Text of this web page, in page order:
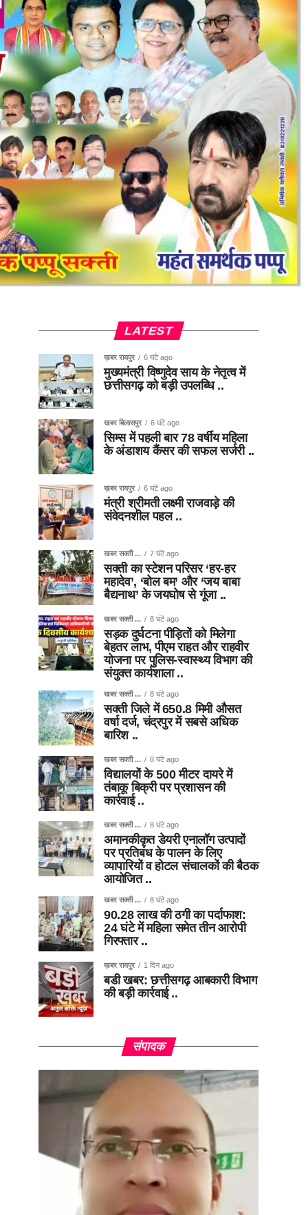
LATEST
ख़बर रायपुर 6 घंटे ago
मुख्यमंत्री विष्णुदेव साय के नेतृत्व में
छत्तीसगढ़ को बड़ी उपलब्धि ..
खबर बिलासपुर 6 घंटे ago
सिम्स में पहली बार 78 वर्षीय महिला
के अंडाशय कैंसर की सफल सर्जरी ..
ख़बर रायपुर 6 घंटे ago
मंत्री श्रीमती लक्ष्मी राजवाड़े की
संवेदनशील पहल ..
खबर सक्ती ... 7 घंटे ago
सक्ती का स्टेशन परिसर ‘हर-हर
महादेव’, ‘बोल बम’ और ‘जय बाबा
बैद्यनाथ’ के जयघोष से गूंजा ..
खबर सक्ती ... 8 घंटे ago
सड़क दुर्घटना पीड़ितों को मिलेगा
बेहतर लाभ, पीएम राहत और राहवीर
योजना पर पुलिस-स्वास्थ्य विभाग की
संयुक्त कार्यशाला ..
खबर सक्ती ... 8 घंटे ago
सक्ती जिले में 650.8 मिमी औसत
वर्षा दर्ज, चंद्रपुर में सबसे अधिक
बारिश ..
खबर सक्ती ... 8 घंटे ago
विद्यालयों के 500 मीटर दायरे में
तंबाकू बिक्री पर प्रशासन की
कार्रवाई ..
खबर सक्ती ... 8 घंटे ago
अमानकीकृत डेयरी एनालॉग उत्पादों
पर प्रतिबंध के पालन के लिए
व्यापारियों व होटल संचालकों की बैठक
आयोजित ..
खबर सक्ती ... 8 घंटे ago
90.28 लाख की ठगी का पर्दाफाश:
24 घंटे में महिला समेत तीन आरोपी
गिरफ्तार ..
ख़बर रायपुर 1 दिन ago
बडी खबर: छत्तीसगढ़ आबकारी विभाग
की बड़ी कार्रवाई ..
संपादक